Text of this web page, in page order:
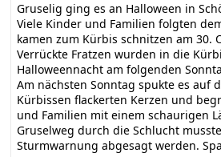
Gruselig ging es an Halloween in
Viele Kinder und Familien folgten
kamen zum Kürbis schnitzen am 30.
Verrückte Fratzen wurden in die
Halloweennacht am folgenden
Am nächsten Sonntag spukte es auf
Kürbissen flackerten Kerzen und
und Familien mit einem schaurigen
Gruselweg durch die Schlucht
Sturmwarnung abgesagt werden.